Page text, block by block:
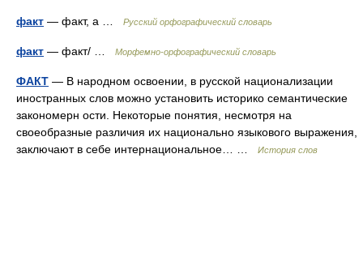
факт — факт, а … Русский орфографический словарь
факт — факт/ … Морфемно-орфографический словарь
ФАКТ — В народном освоении, в русской национализации
иностранных слов можно установить историко семантические
закономерн ости. Некоторые понятия, несмотря на
своеобразные различия их национально языкового выражения,
заключают в себе интернациональное… …
История слов